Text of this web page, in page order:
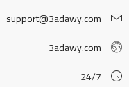
support@3adawy.com
3adawy.com
24/7